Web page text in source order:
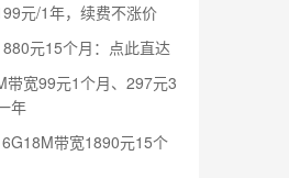
元/1年，续费不涨价
元15个月：点此直达
带宽99元1个月、297元3
年
带宽1890元15个